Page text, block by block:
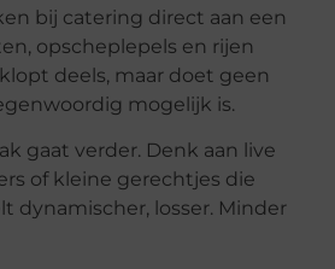
bij catering direct aan een
opscheplepels en rijen
deels, maar doet geen
mogelijk is.
gaat verder. Denk aan live
of kleine gerechtjes die
dynamischer, losser. Minder